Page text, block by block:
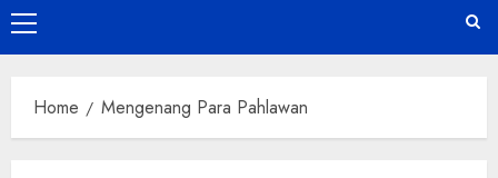
Primary
Menu
Home Mengenang Para Pahlawan